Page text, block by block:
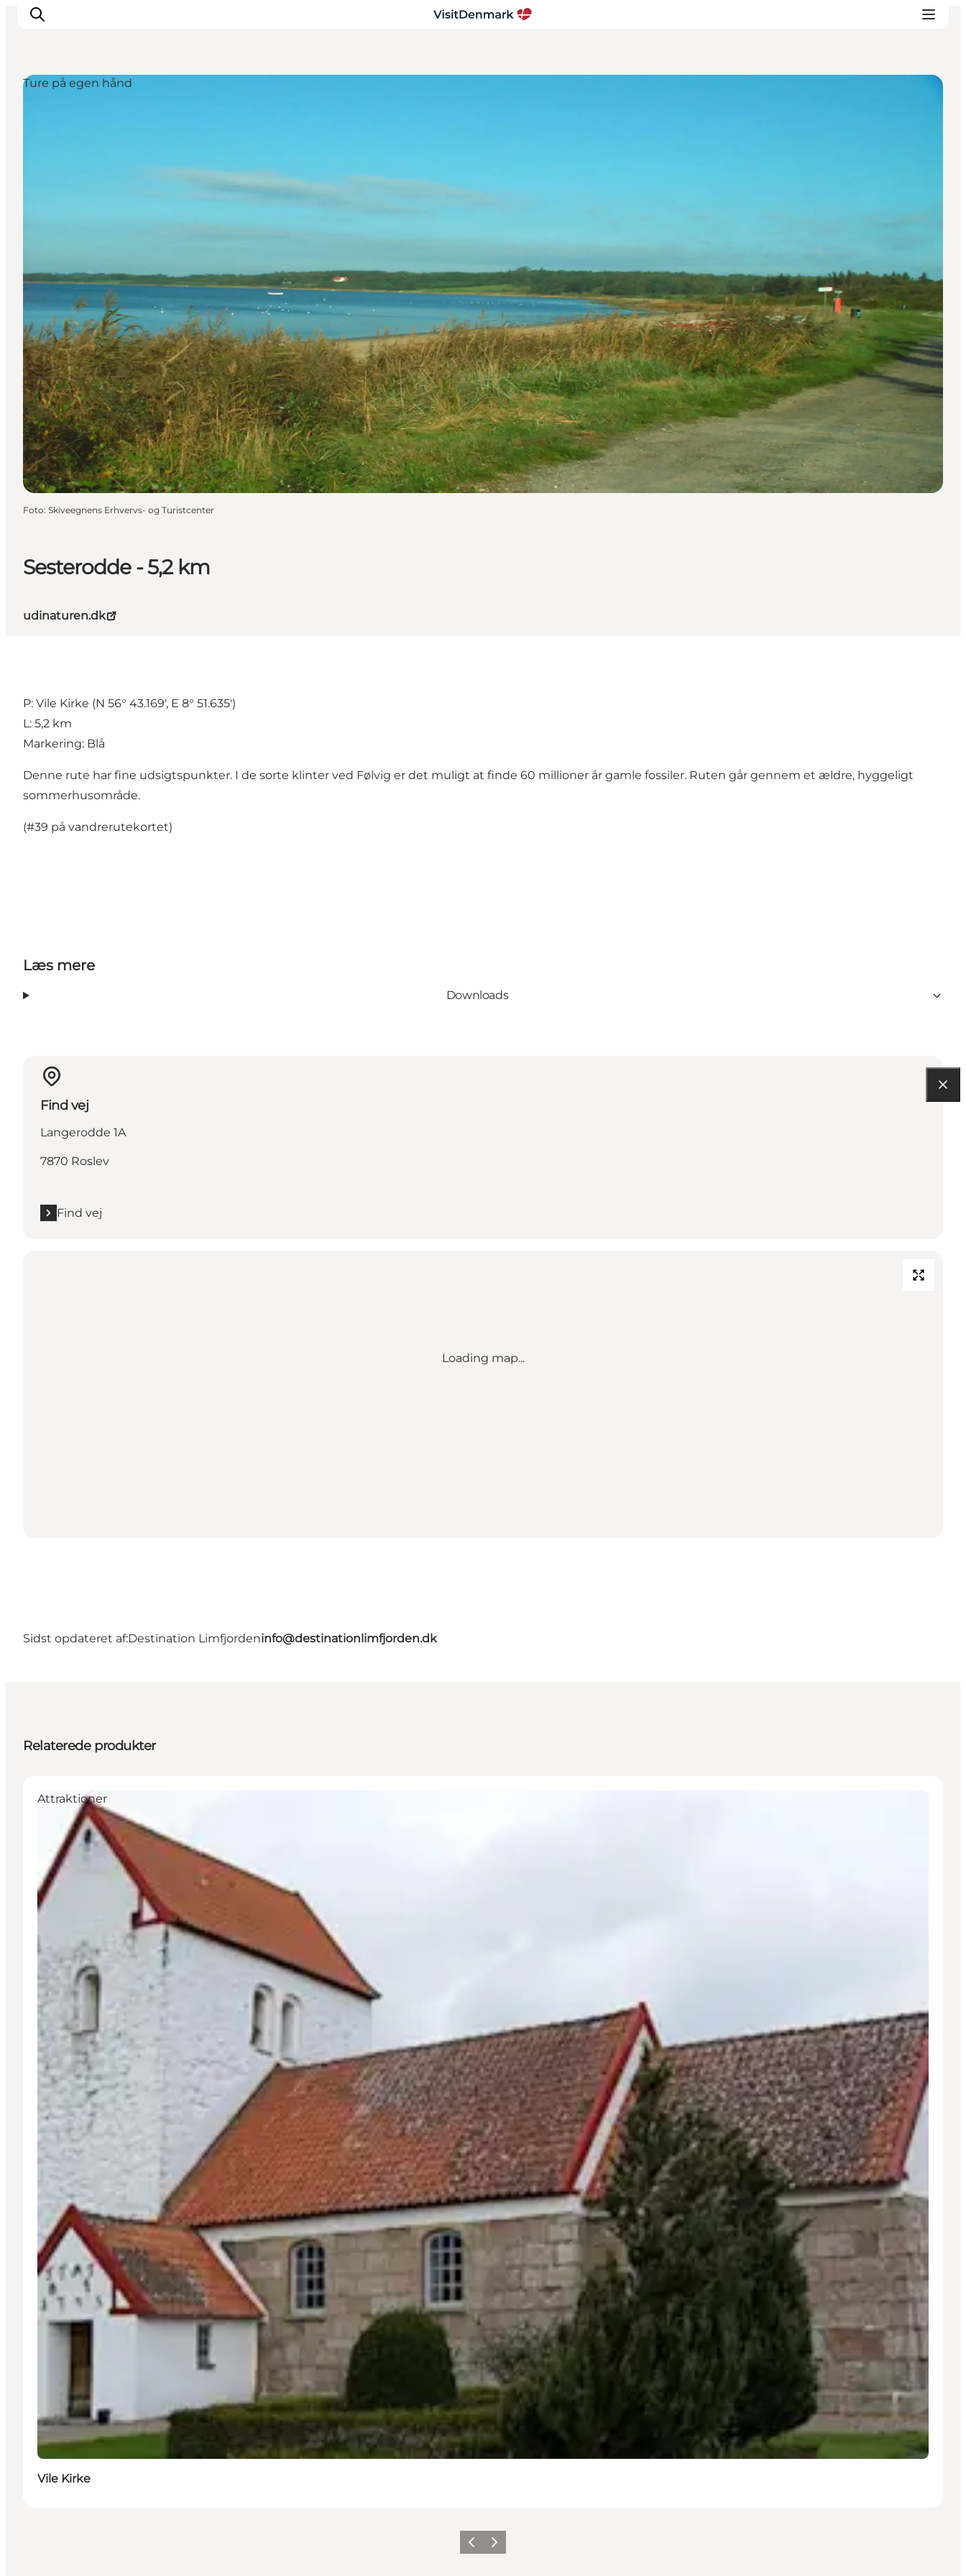
Sesterodde - 5,2 km
udinaturen.dk
Ture på egen hånd
Foto: Skiveegnens Erhvervs- og Turistcenter
P: Vile Kirke (N 56° 43.169', E 8° 51.635')
L: 5,2 km
Markering: Blå
Denne rute har fine udsigtspunkter. I de sorte klinter ved Følvig er det muligt at finde 60 millioner år gamle fossiler. Ruten går gennem et ældre, hyggeligt
sommerhusområde.
(#39 på vandrerutekortet)
Læs mere
Downloads
Find vej
Langerodde 1A
7870 Roslev
Find vej
Loading map...
Sidst opdateret af:Destination Limfjordeninfo@destinationlimfjorden.dk
Relaterede produkter
Attraktioner
Vile Kirke
ForrigeNæste